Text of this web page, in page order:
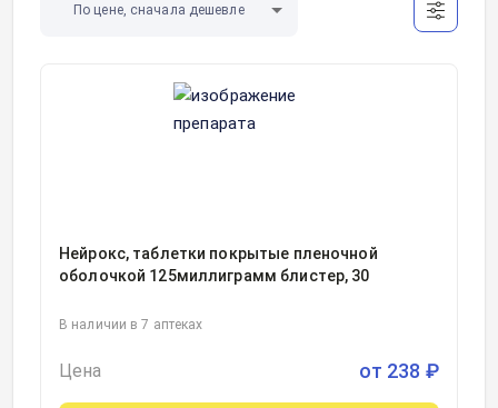
По цене, сначала дешевле
Нейрокс, таблетки покрытые пленочной
оболочкой 125миллиграмм блистер, 30
В наличии в 7 аптеках
Цена от 238 ₽